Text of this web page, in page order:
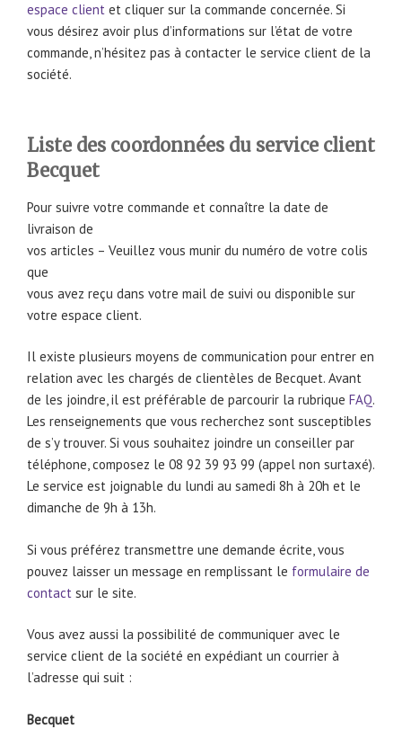
espace client et cliquer sur la commande concernée. Si
vous désirez avoir plus d’informations sur l’état de votre
commande, n’hésitez pas à contacter le service client de la
société.
Liste des coordonnées du service client
Becquet
Pour suivre votre commande et connaître la date de
livraison de
vos articles – Veuillez vous munir du numéro de votre colis
que
vous avez reçu dans votre mail de suivi ou disponible sur
votre espace client.
Il existe plusieurs moyens de communication pour entrer en
relation avec les chargés de clientèles de Becquet. Avant
de les joindre, il est préférable de parcourir la rubrique FAQ.
Les renseignements que vous recherchez sont susceptibles
de s’y trouver. Si vous souhaitez joindre un conseiller par
téléphone, composez le 08 92 39 93 99 (appel non surtaxé).
Le service est joignable du lundi au samedi 8h à 20h et le
dimanche de 9h à 13h.
Si vous préférez transmettre une demande écrite, vous
pouvez laisser un message en remplissant le formulaire de
contact sur le site.
Vous avez aussi la possibilité de communiquer avec le
service client de la société en expédiant un courrier à
l’adresse qui suit :
Becquet